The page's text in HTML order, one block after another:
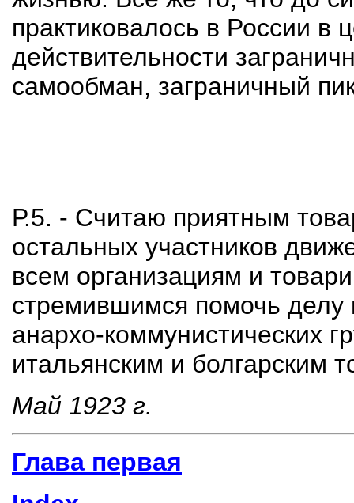
практиковалось в России в
действительности
самообман, заграничный
Р.5. - Считаю приятным
остальных участников
всем организациям и
стремившимся помочь делу
анархо-коммунистических
итальянским и болгарским
Май 1923 г.
Глава первая